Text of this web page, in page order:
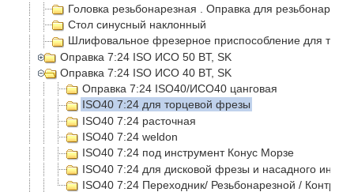
Головка резьбонарезная . Оправка для
Стол синусный наклонный
Шлифовальное фрезерное приспособление для
Оправка 7:24 ISO ИСО 50 BT, SK
Оправка 7:24 ISO ИСО 40 BT, SK
Оправка 7:24 ISO40/ИСО40 цанговая
ISO40 7:24 для торцевой фрезы
ISO40 7:24 расточная
ISO40 7:24 weldon
ISO40 7:24 под инструмент Конус Морзе
ISO40 7:24 для дисковой фрезы и насадного
ISO40 7:24 Переходник/ Резьбонарезной /